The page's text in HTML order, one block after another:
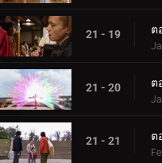
21 - 19
21 - 20
21 - 21